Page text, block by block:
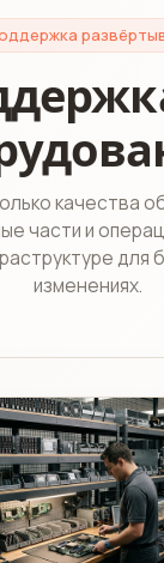
качества
части и
для
изменениях.